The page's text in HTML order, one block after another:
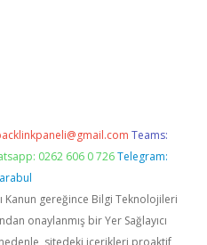
Teams:
0262 606 0 726 Telegram:
Kanun gereğince Bilgi Teknolojileri
onaylanmış bir Yer Sağlayıcı
sitedeki içerikleri proaktif